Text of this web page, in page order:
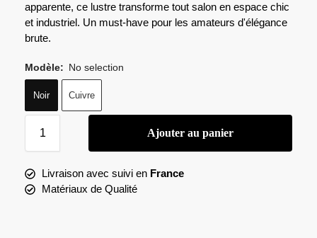
apparente, ce lustre transforme tout salon en espace chic
et industriel. Un must-have pour les amateurs d'élégance
brute.
Modèle: No selection
Noir Cuivre
Ajouter au panier
Livraison avec suivi en France
Matériaux de Qualité